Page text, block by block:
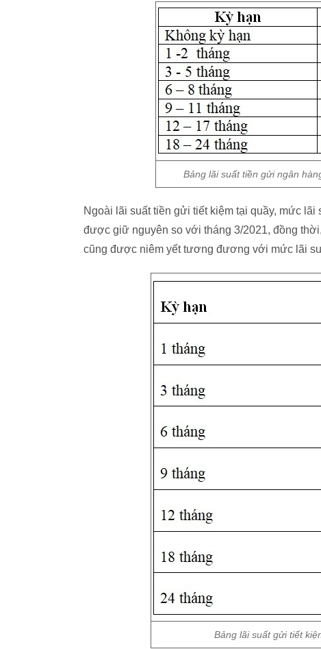
Bảng lãi suất tiền gửi ngân
Ngoài lãi suất tiền gửi tiết kiệm tại quầy, mức
được giữ nguyên so với tháng 3/2021, đồng
cũng được niêm yết tương đương với mức lãi
Bảng lãi suất gửi tiết